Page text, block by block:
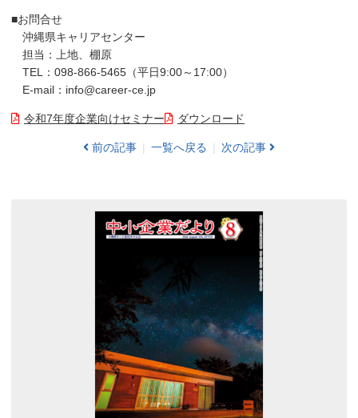
■お問合せ
沖縄県キャリアセンター
担当：上地、棚原
TEL：098-866-5465（平日9:00～17:00）
E-mail：info@career-ce.jp
令和7年度企業向けセミナー ダウンロード
前の記事 一覧へ戻る 次の記事